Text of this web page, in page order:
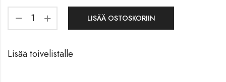
LISÄÄ OSTOSKORIIN
Lisää toivelistalle